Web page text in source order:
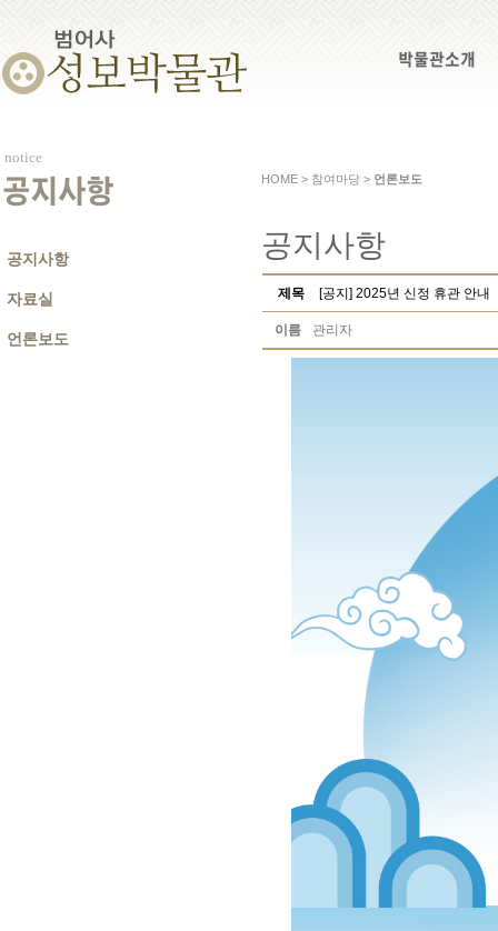
박물관소개
notice
공지사항
공지사항
자료실
언론보도
HOME > 참여마당 > 언론보도
공지사항
제목 [공지] 2025년 신정 휴관 안내
이름 관리자